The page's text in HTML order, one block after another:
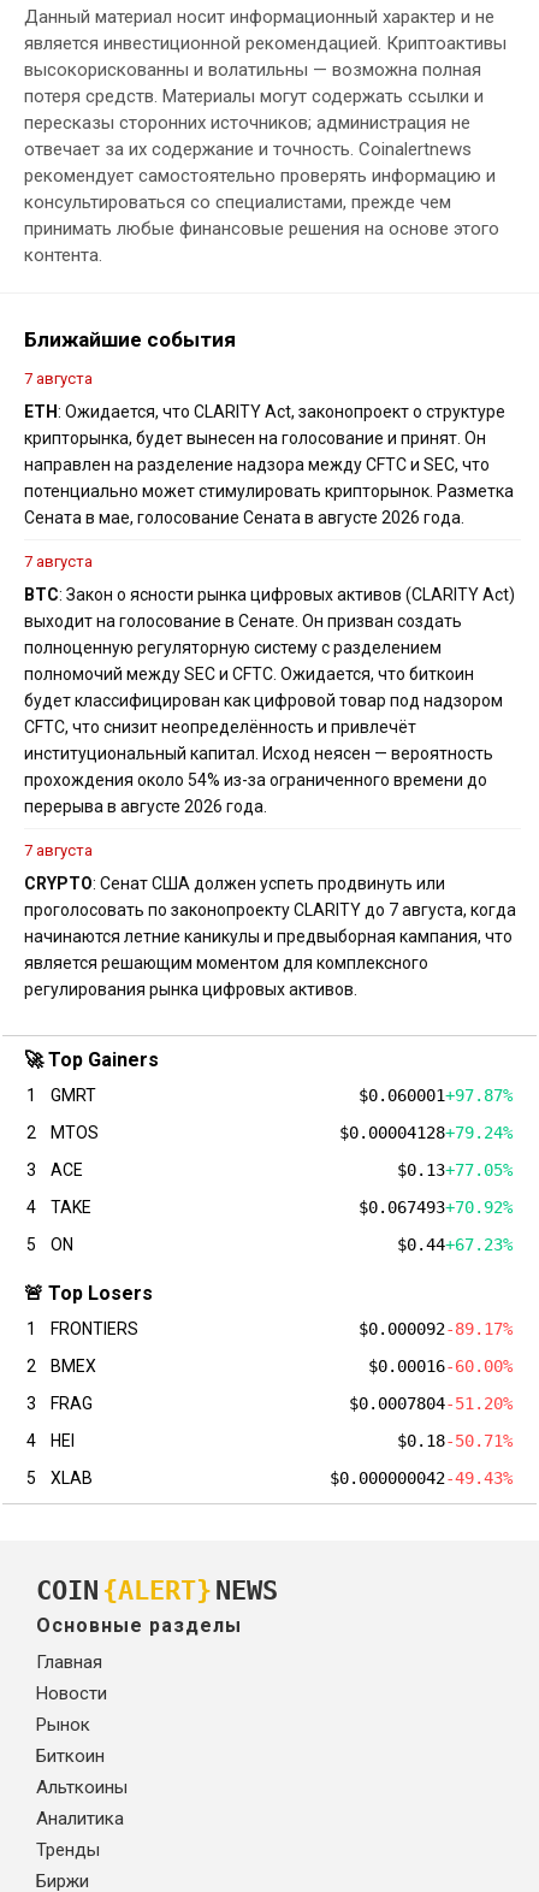
Данный материал носит информационный характер и не
является инвестиционной рекомендацией. Криптоактивы
высокорискованны и волатильны — возможна полная
потеря средств. Материалы могут содержать ссылки и
пересказы сторонних источников; администрация не
отвечает за их содержание и точность. Coinalertnews
рекомендует самостоятельно проверять информацию и
консультироваться со специалистами, прежде чем
принимать любые финансовые решения на основе этого
контента.
Ближайшие события
7 августа
ETH: Ожидается, что CLARITY Act, законопроект о структуре
крипторынка, будет вынесен на голосование и принят. Он
направлен на разделение надзора между CFTC и SEC, что
потенциально может стимулировать крипторынок. Разметка
Сената в мае, голосование Сената в августе 2026 года.
7 августа
BTC: Закон о ясности рынка цифровых активов (CLARITY Act)
выходит на голосование в Сенате. Он призван создать
полноценную регуляторную систему с разделением
полномочий между SEC и CFTC. Ожидается, что биткоин
будет классифицирован как цифровой товар под надзором
CFTC, что снизит неопределённость и привлечёт
институциональный капитал. Исход неясен — вероятность
прохождения около 54% из-за ограниченного времени до
перерыва в августе 2026 года.
7 августа
CRYPTO: Сенат США должен успеть продвинуть или
проголосовать по законопроекту CLARITY до 7 августа, когда
начинаются летние каникулы и предвыборная кампания, что
является решающим моментом для комплексного
регулирования рынка цифровых активов.
🚀 Top Gainers
1 GMRT $0.060001+97.87%
2
MTOS $0.00004128+79.24%
3
ACE $0.13+77.05%
4
TAKE $0.067493+70.92%
5
ON $0.44+67.23%
🚨 Top Losers
1 FRONTIERS $0.000092-89.17%
2
BMEX $0.00016-60.00%
3
FRAG $0.0007804-51.20%
4
HEI $0.18-50.71%
5
XLAB $0.000000042-49.43%
COIN {ALERT} NEWS
Основные разделы
Главная
Новости
Рынок
Биткоин
Альткоины
Аналитика
Тренды
Биржи